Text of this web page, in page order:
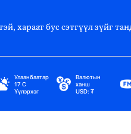
хараат бус сэтгүүл зүйг
Улаанбаатар
17C
Үүлэрхэг
Валютын
ханш
USD:₮